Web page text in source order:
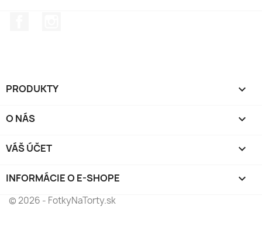
PRODUKTY 
O NÁS 
VÁŠ ÚČET 
INFORMÁCIE O E-SHOPE keyboard_arrow_down
© 2026 - FotkyNaTorty.sk